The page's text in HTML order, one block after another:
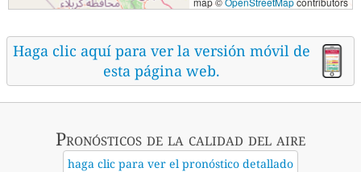
Haga clic aquí para ver la versión móvil de
esta página web.
Pronósticos de la calidad del aire
haga clic para ver el pronóstico detallado